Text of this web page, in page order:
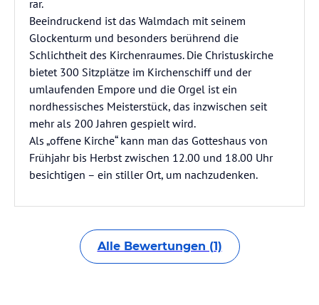
rar.
Beeindruckend ist das Walmdach mit seinem
Glockenturm und besonders berührend die
Schlichtheit des Kirchenraumes. Die Christuskirche
bietet 300 Sitzplätze im Kirchenschiff und der
umlaufenden Empore und die Orgel ist ein
nordhessisches Meisterstück, das inzwischen seit
mehr als 200 Jahren gespielt wird.
Als „offene Kirche“ kann man das Gotteshaus von
Frühjahr bis Herbst zwischen 12.00 und 18.00 Uhr
besichtigen – ein stiller Ort, um nachzudenken.
Alle Bewertungen (1)